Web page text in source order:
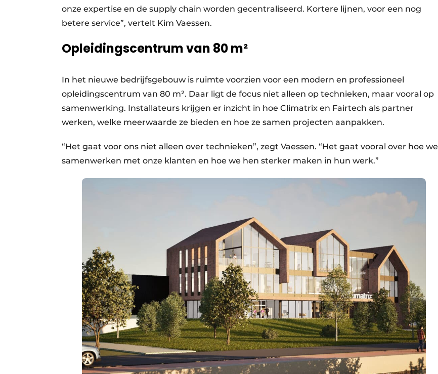
onze expertise en de supply chain worden gecentraliseerd. Kortere lijnen, voor een nog
betere service”, vertelt Kim Vaessen.
Opleidingscentrum van 80 m²
In het nieuwe bedrijfsgebouw is ruimte voorzien voor een modern en professioneel
opleidingscentrum van 80 m². Daar ligt de focus niet alleen op technieken, maar vooral op
samenwerking. Installateurs krijgen er inzicht in hoe Climatrix en Fairtech als partner
werken, welke meerwaarde ze bieden en hoe ze samen projecten aanpakken.
“Het gaat voor ons niet alleen over technieken”, zegt Vaessen. “Het gaat vooral over hoe we
samenwerken met onze klanten en hoe we hen sterker maken in hun werk.”